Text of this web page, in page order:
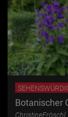
Botanischer
ChristineFröschl